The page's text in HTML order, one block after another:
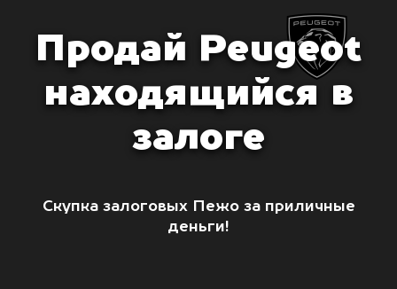
Продай Peugeot
находящийся в
залоге
Скупка залоговых Пежо за приличные
деньги!